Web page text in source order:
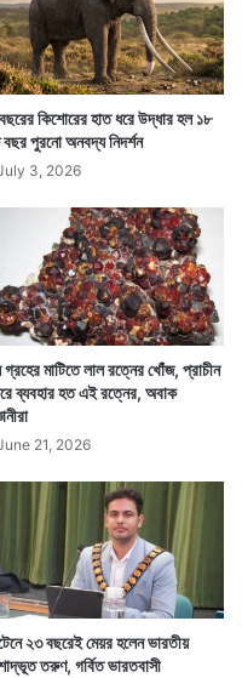
ব্যতিব্যস্ত হয়ে পড়ে।
একটা ধরণ তাদের
ইমেল করেছিলেন কেবল
তিনি বোঝার চেষ্টা
কোনও সমস্যা নাকি অন্য
কিশোরের হাত ধরে উদ্ধার হল ১৮
বছর পুরনো অনবদ্য নিদর্শন
3, 2026
গ্রহের মাটিতে লাল রত্নের খোঁজ, প্রাচীন
ব্যবহার হত এই রত্নের, অবাক
21, 2026
২৩ বছরেই মেয়র হলেন ভারতীয়
তরুণ, গর্বিত ভারতবাসী